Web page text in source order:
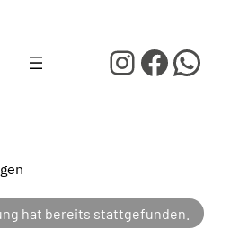
Instagram
hat bereits stattgefunden.